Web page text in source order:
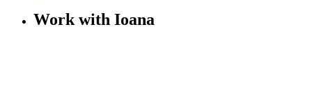
Work with Ioana